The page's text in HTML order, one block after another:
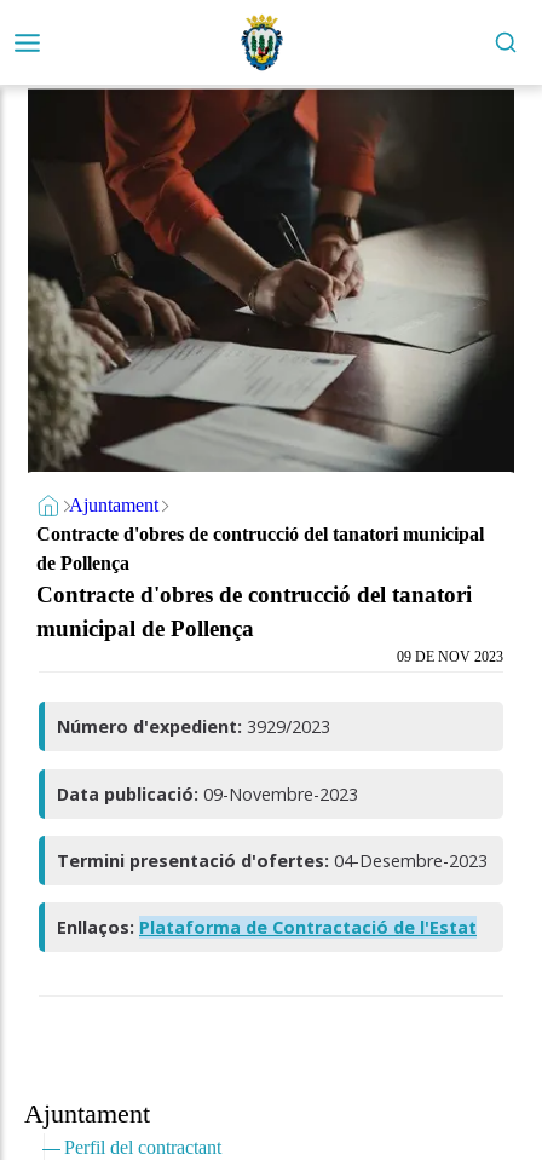
Ajuntament
Contracte d'obres de contrucció del tanatori municipal
de Pollença
Contracte d'obres de contrucció del tanatori
municipal de Pollença
Ajuntament
Perfil del contractant
09 DE NOV 2023
Número d'expedient: 3929/2023
Data publicació: 09-Novembre-2023
Termini presentació d'ofertes: 04-Desembre-2023
Enllaços: Plataforma de Contractació de l'Estat